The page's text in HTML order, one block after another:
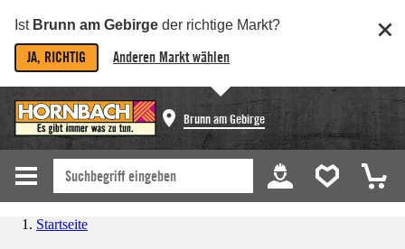
Ist Brunn am Gebirge der richtige Markt?
JA, RICHTIG Anderen Markt wählen
Brunn am Gebirge
Startseite